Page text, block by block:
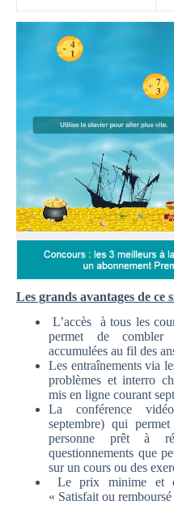
Les grands avantages de ce
L’accès à tous les
permet de combler
accumulées au fil des
Les entraînements via
problèmes et interro
mis en ligne courant
La conférence
septembre) qui
personne prêt à
questionnements que
sur un cours ou des
Le prix minime et
« Satisfait ou